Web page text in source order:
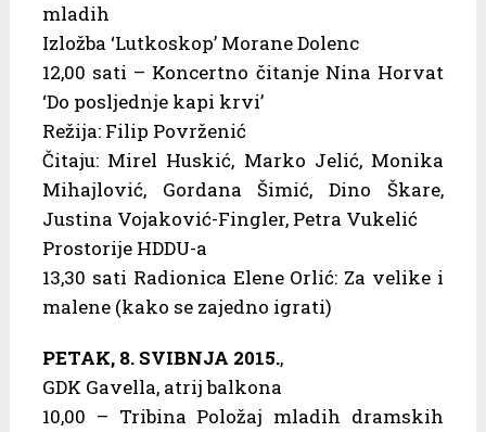
mladih
Izložba ‘Lutkoskop’ Morane Dolenc
12,00 sati – Koncertno čitanje Nina Horvat
‘Do posljednje kapi krvi’
Režija: Filip Povrženić
Čitaju: Mirel Huskić, Marko Jelić, Monika
Mihajlović, Gordana Šimić, Dino Škare,
Justina Vojaković-Fingler, Petra Vukelić
Prostorije HDDU-a
13,30 sati Radionica Elene Orlić: Za velike i
malene (kako se zajedno igrati)
PETAK, 8. SVIBNJA 2015.,
GDK Gavella, atrij balkona
10,00 – Tribina Položaj mladih dramskih